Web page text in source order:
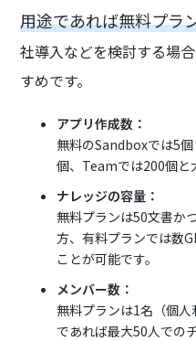
用途であれば無料プラ
社導入などを検討する場
すめです。
アプリ作成数：
無料のSandboxでは5
個、Teamでは200個と
ナレッジの容量：
無料プランは50文書か
方、有料プランでは数
ことが可能です。
メンバー数：
無料プランは1名（個
であれば最大50人での